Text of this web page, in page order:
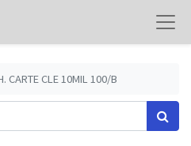
CARTE CLE 10MIL 100/B